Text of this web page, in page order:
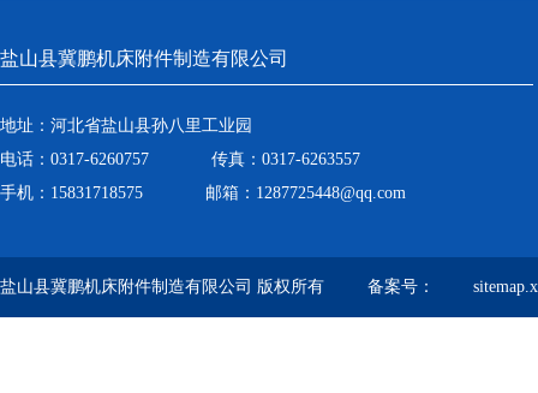
盐山县冀鹏机床附件制造有限公司
地址：河北省盐山县孙八里工业园
电话：0317-6260757 传真：0317-6263557
手机：15831718575 邮箱：1287725448@qq.com
盐山县冀鹏机床附件制造有限公司 版权所有 备案号：